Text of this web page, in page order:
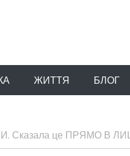
ЖИТТЯ БЛОГ
Сказала це ПРЯМО В